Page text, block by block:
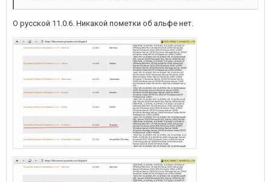
О русской 11.0.6. Никакой пометки об альфе нет.